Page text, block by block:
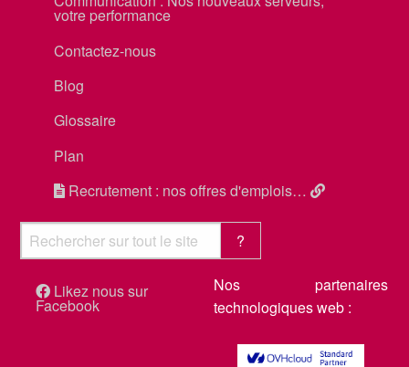
votre performance
Contactez-nous
Blog
Glossaire
Plan
Recrutement : nos offres d'emplois…
Likez nous sur
Facebook
Nos partenaires
technologiques web :